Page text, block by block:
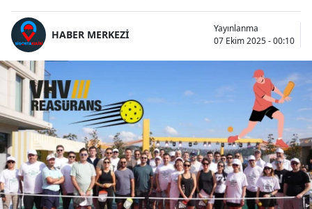
HABER MERKEZİ
Yayınlanma
07 Ekim 2025 - 00:10